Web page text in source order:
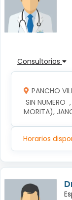
Consultorios
PANCHO
MORITA),
Horarios